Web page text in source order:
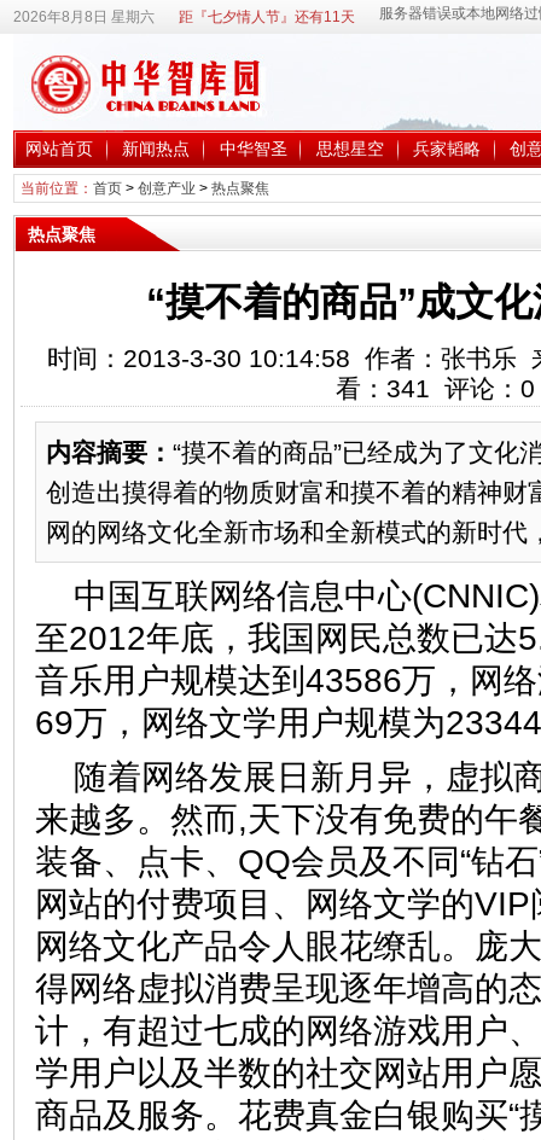
2026年8月8日 星期六 距『七夕情人节』还有11天
网站首页 新闻热点 中华智圣 思想星空 兵家韬略 创
当前位置： 首页> 创意产业 > 热点聚焦
热点聚焦
“摸不着的商品”成文
时间：2013-3-30 10:14:58 作者：张书乐
看： 341 评论： 0
内容摘要： “摸不着的商品”已经成为了文化
创造出摸得着的物质财富和摸不着的精神财
网的网络文化全新市场和全新模式的新时代
中国互联网络信息中心
至2012年底，我国网民总数已达
音乐用户规模达到43586万，网
69万，网络文学用户规模为
随着网络发展日新月异，虚拟
来越多。然而,天下没有免费的午
装备、点卡、QQ会员及不同“钻
网站的付费项目、网络文学的
网络文化产品令人眼花缭乱。庞
得网络虚拟消费呈现逐年增高的
计，有超过七成的网络游戏用户
学用户以及半数的社交网站用户
商品及服务。花费真金白银购买“